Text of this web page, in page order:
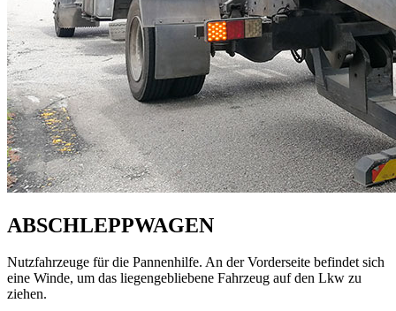
ABSCHLEPPWAGEN
Nutzfahrzeuge für die Pannenhilfe. An der Vorderseite befindet sich
eine Winde, um das liegengebliebene Fahrzeug auf den Lkw zu
ziehen.